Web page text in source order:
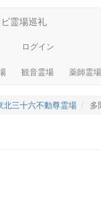
霊場巡礼
ログイン
観音霊場 薬師霊場
北三十六不動尊霊場 多